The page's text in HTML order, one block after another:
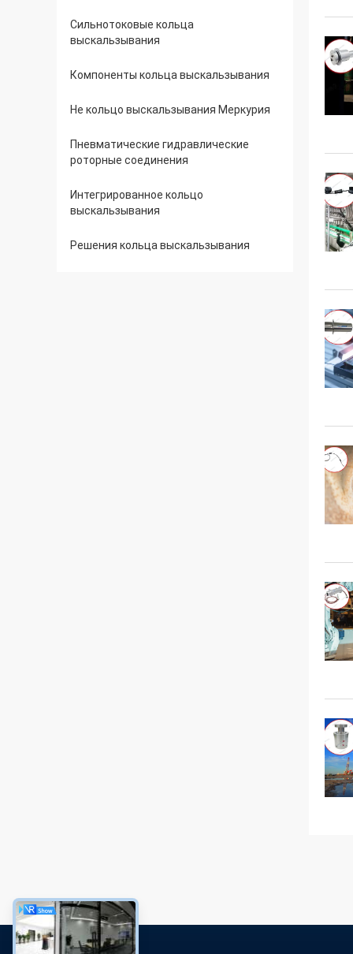
Сильнотоковые кольца
выскальзывания
Компоненты кольца выскальзывания
Не кольцо выскальзывания Меркурия
Пневматические гидравлические
роторные соединения
Интегрированное кольцо
выскальзывания
Решения кольца выскальзывания